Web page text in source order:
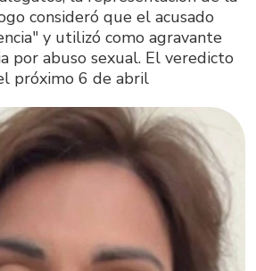
consideró que el acusado
y utilizó como agravante
por abuso sexual. El veredicto
próximo 6 de abril